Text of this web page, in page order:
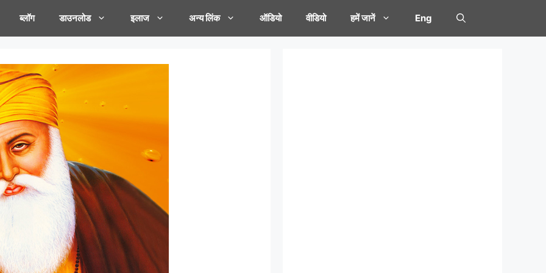
ब्लॉग डाउनलोड इलाज अन्य लिंक ऑडियो वीडियो हमें जानें Eng